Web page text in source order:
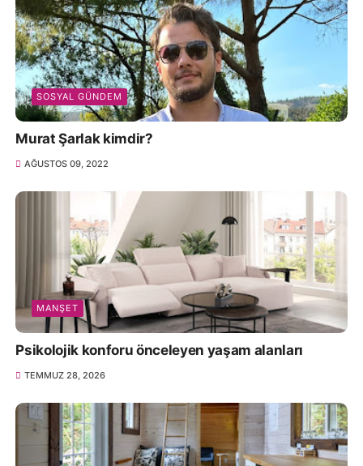
SOSYAL GÜNDEM
Murat Şarlak kimdir?
AĞUSTOS 09, 2022
MANŞET
Psikolojik konforu önceleyen yaşam alanları
TEMMUZ 28, 2026